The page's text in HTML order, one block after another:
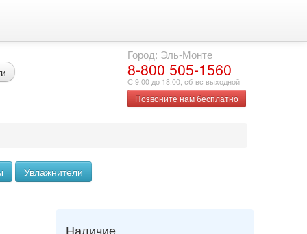
Город: Эль-Монте
8-800 505-1560
С 9:00 до 18:00, сб-вс выходной
Позвоните нам бесплатно
Увлажнители
Наличие